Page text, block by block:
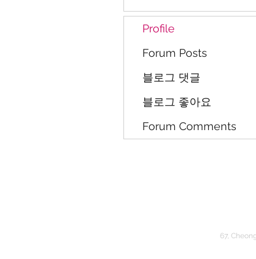
Profile
Forum Posts
블로그 댓글
블로그 좋아요
Forum Comments
67,